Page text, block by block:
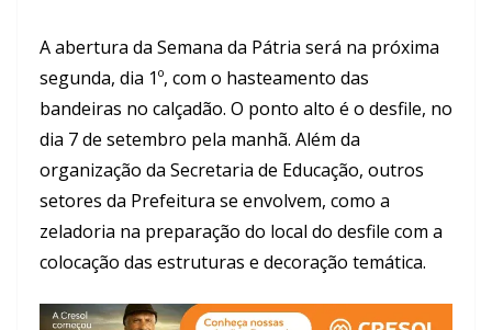
A abertura da Semana da Pátria será na próxima
segunda, dia 1º, com o hasteamento das
bandeiras no calçadão. O ponto alto é o desfile, no
dia 7 de setembro pela manhã. Além da
organização da Secretaria de Educação, outros
setores da Prefeitura se envolvem, como a
zeladoria na preparação do local do desfile com a
colocação das estruturas e decoração temática.